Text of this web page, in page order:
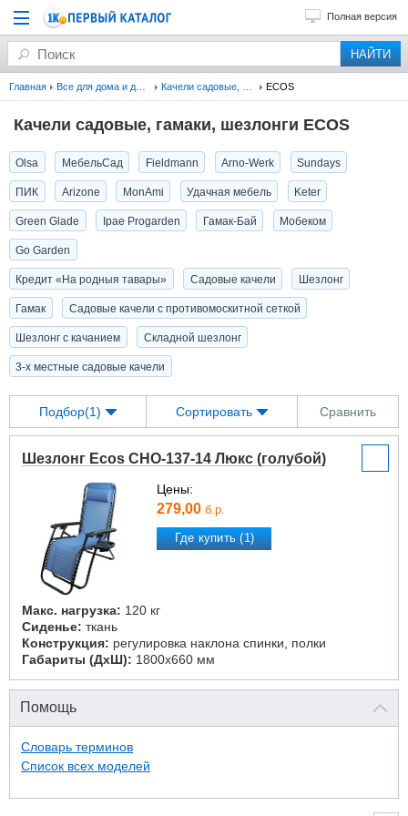
Полная версия
Главная ECOS
Качели садовые, гамаки, шезлонги ECOS
Olsa МебельСад Fieldmann Arno-Werk Sundays
ПИК Arizone MonAmi Удачная мебель Keter
Green Glade Ipae Progarden Гамак-Бай Мобеком
Go Garden
Кредит «На родныя тавары» Садовые качели Шезлонг
Гамак Садовые качели с противомоскитной сеткой
Шезлонг с качанием Складной шезлонг
3-х местные садовые качели
Подбор(1) Сортировать Сравнить
Шезлонг Ecos CHO-137-14 Люкс (голубой)
Цены:
279,00 б.р.
Где купить (1)
Макс. нагрузка: 120 кг
Сиденье: ткань
Конструкция: регулировка наклона спинки, полки
Габариты (ДхШ): 1800х660 мм
Помощь
Словарь терминов
Список всех моделей